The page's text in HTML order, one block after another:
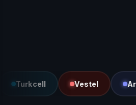
Vestel Arçelik